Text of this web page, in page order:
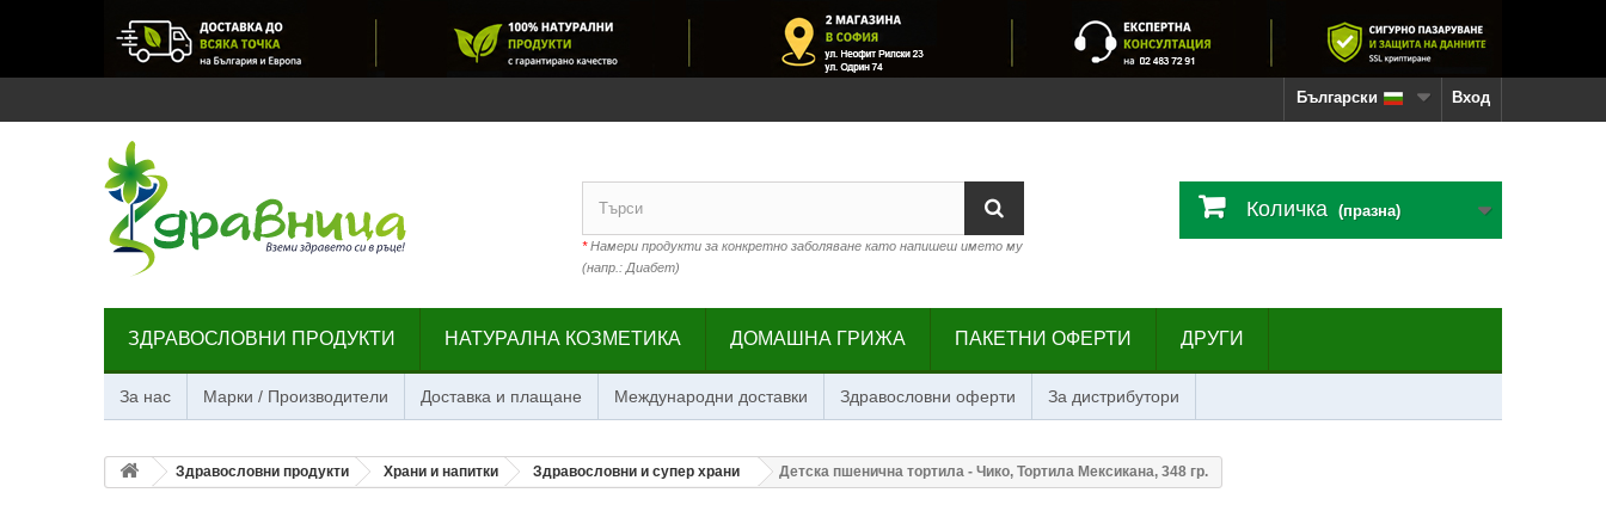
Вход
Български
*Намери продукти за конкретно заболяване като напишеш името му
(напр.: Диабет)
Количка (празна)
ЗДРАВОСЛОВНИ ПРОДУКТИ НАТУРАЛНА КОЗМЕТИКА ДОМАШНА ГРИЖА ПАКЕТНИ ОФЕРТИ ДРУГИ
За нас Марки / Производители Доставка и плащане Международни доставки Здравословни оферти За дистрибутори
Здравословни продукти Храни и напитки Здравословни и супер храни Детска пшенична тортила - Чико, Тортила Мексикана, 348 гр.